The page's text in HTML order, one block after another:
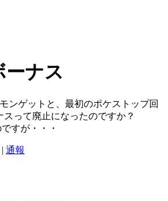
ーナス
ンゲットと、最初のポケストップ回
スって廃止になったのですか？
すが・・・
通報